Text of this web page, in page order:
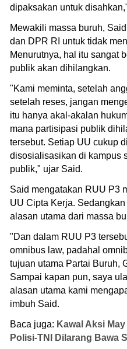
dipaksakan untuk
Mewakili massa buruh,
dan DPR RI untuk tidak
Menurutnya, hal itu sangat
publik akan dihilangkan.
"Kami meminta, setelah
setelah reses, jangan
itu hanya akal-akalan
mana partisipasi publik
tersebut. Setiap UU cukup
disosialisasikan di kampus
publik," ujar Said.
Said mengatakan RUU P3
UU Cipta Kerja.
alasan utama dari massa
"Dan dalam RUU P3
omnibus law, padahal
tujuan utama Partai Buruh,
Sampai kapan pun, saya
alasan utama kami
imbuh Said.
Baca juga: Kawal Aksi
Polisi-TNI Dilarang Bawa